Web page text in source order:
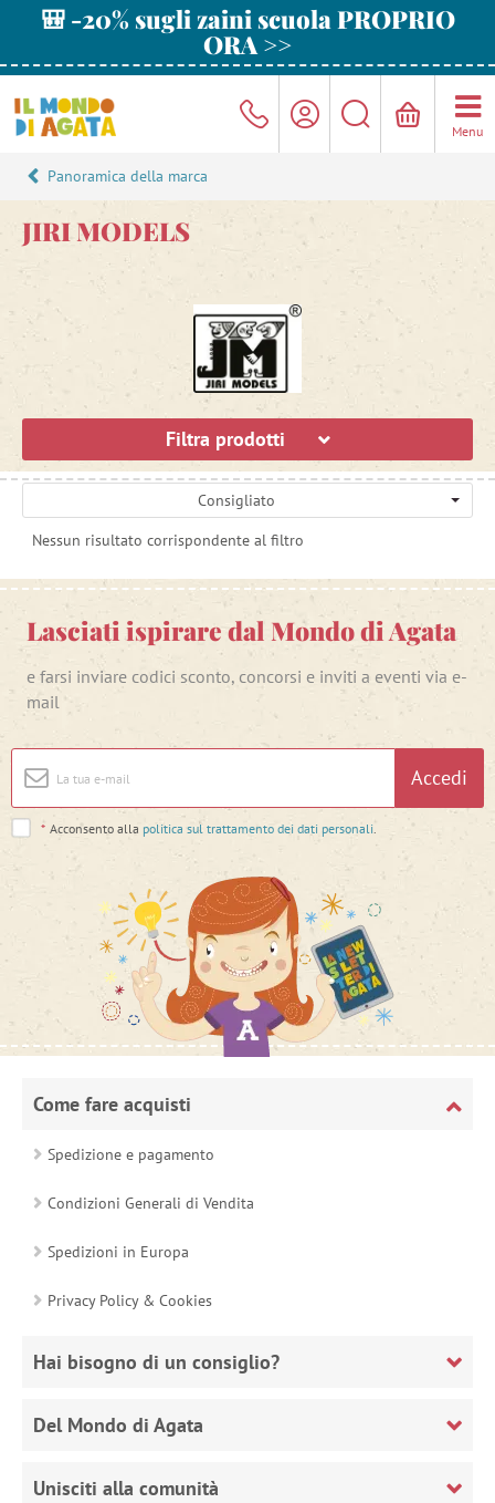
🎒 -20% sugli zaini scuola PROPRIO
ORA >>
Menu
Panoramica della marca
JIRI MODELS
Filtra prodotti
Consigliato
Nessun risultato corrispondente al filtro
Lasciati ispirare dal Mondo di Agata
e farsi inviare codici sconto, concorsi e inviti a eventi via e-
mail
Accedi
* Acconsento alla politica sul trattamento dei dati personali.
Come fare acquisti
Spedizione e pagamento
Condizioni Generali di Vendita
Spedizioni in Europa
Privacy Policy & Cookies
Hai bisogno di un consiglio?
Del Mondo di Agata
Unisciti alla comunità